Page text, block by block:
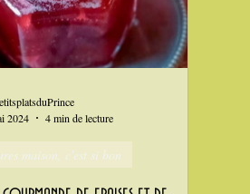
- Verrines Gâteau d'anniversaire
i Love Tomate !
maison, c'est si bon
2024
4 min de lecture